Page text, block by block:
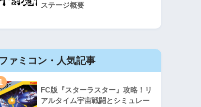
ステージ概要
ファミコン・人気記事
FC版『スターラスター』攻略！リ
アルタイム宇宙戦闘とシミュレー